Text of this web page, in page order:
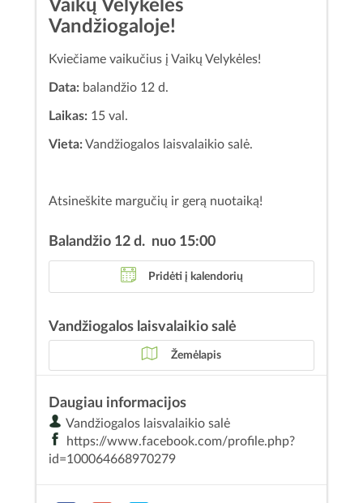
Vaikų Velykėlės
Vandžiogaloje!
Kviečiame vaikučius į Vaikų Velykėles!
Data: balandžio 12 d.
Laikas: 15 val.
Vieta:Vandžiogalos laisvalaikio salė.
Atsineškite margučių ir gerą nuotaiką!
Balandžio 12 d. nuo 15:00
Pridėti į kalendorių
Vandžiogalos laisvalaikio salė
Žemėlapis
Daugiau informacijos
Vandžiogalos laisvalaikio salė
https://www.facebook.com/profile.php?
id=100064668970279